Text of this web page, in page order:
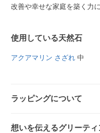
改善や幸せな家庭を築く力
使用している天然石
アクアマリン さざれ 中
ラッピングについて
想いを伝えるグリーティ